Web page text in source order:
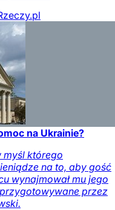
na Ukrainie?
myśl którego
na to, aby gość
wynajmował mu jego
przygotowywane przez